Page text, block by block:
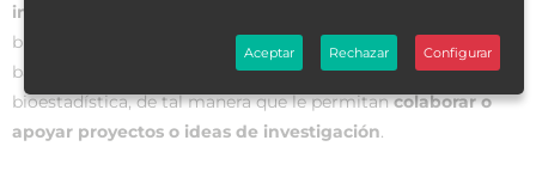
interpretación de información
busca que sus participantes adquieran los conocimientos
básicos, así como las habilidades y destrezas de la
bioestadística, de tal manera que le permitancolaborar o
apoyar proyectos o ideas de investigación.
Aceptar Rechazar Configurar